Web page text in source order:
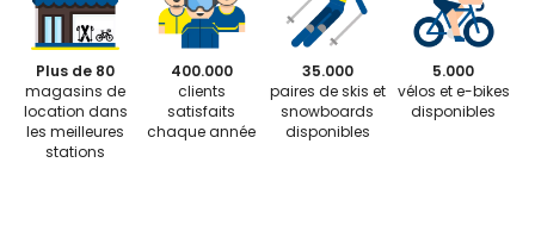
Plus de 80
magasins de
location dans
les meilleures
stations
400.000
clients
satisfaits
chaque année
35.000
paires de skis et
snowboards
disponibles
5.000
vélos et e-bikes
disponibles